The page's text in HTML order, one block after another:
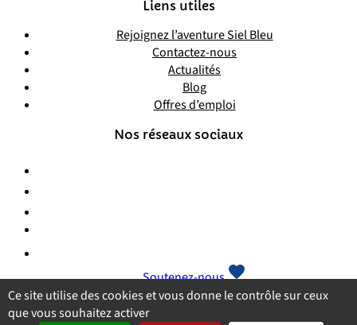
Liens utiles
Rejoignez l’aventure Siel Bleu
Contactez-nous
Actualités
Blog
Offres d’emploi
Nos réseaux sociaux
Soutenez-nous
Plan du siteMentions légalesPolitique de confidentialitéCGU
Ce site utilise des cookies et vous donne le contrôle sur ceux
que vous souhaitez activer